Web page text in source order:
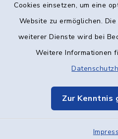
Cookies einsetzen, um eine
Website zu ermöglichen.
weiterer Dienste wird bei
Weitere Informationen
Zur Kenntnis
Elektronische
Cookie-